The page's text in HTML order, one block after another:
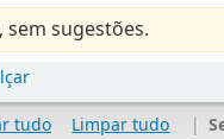
sem sugestões.
tudo
Limpar tudo |